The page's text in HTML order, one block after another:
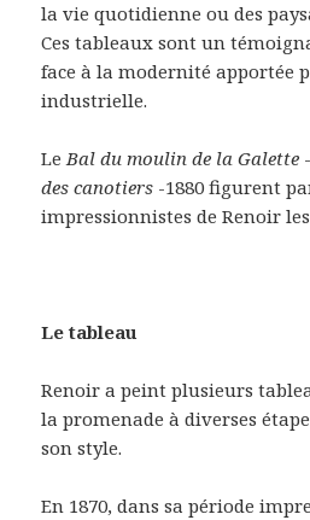
la vie quotidienne ou des
Ces tableaux sont un
face à la modernité apportée
industrielle.
LeBal du moulin de la Galette
des canotiers -1880 figurent
impressionnistes de Renoir
Le tableau
Renoir a peint plusieurs
la promenade à diverses
son style.
En 1870, dans sa période